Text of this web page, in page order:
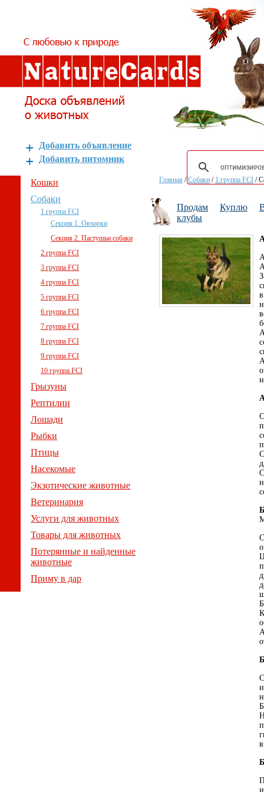
Добавить объявление
Добавить питомник
Кошки
Собаки
1 группа FCI
Секция 1. Овчарки
Секция 2. Пастушьи собаки
2 группа FCI
3 группа FCI
4 группа FCI
5 группа FCI
6 группа FCI
7 группа FCI
8 группа FCI
9 группа FCI
10 группа FCI
Грызуны
Рептилии
Лошади
Рыбки
Птицы
Насекомые
Экзотические животные
Ветеринария
Услуги для животных
Товары для животных
Потерянные и найденные
животные
Приму в дар
Главная /Собаки / 1 группа FCI /
Продам Куплю
клубы